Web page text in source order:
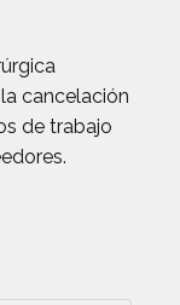
cancelación
de trabajo